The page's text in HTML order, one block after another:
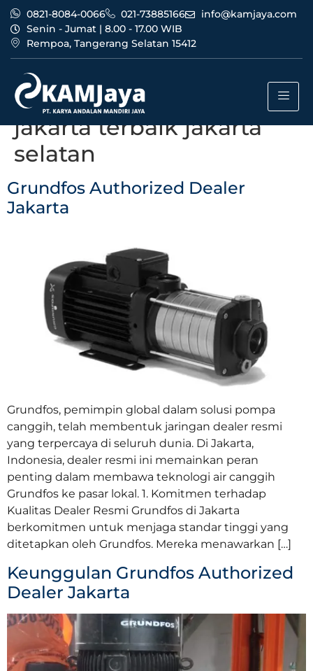
0821-8084-0066 021-73885166
info@kamjaya.com
Senin - Jumat | 8.00 - 17.00 WIB
Rempoa, Tangerang Selatan 15412
Tag:
authorized dealer
jakarta terbaik jakarta
selatan
Grundfos Authorized Dealer
Jakarta
Grundfos, pemimpin global dalam solusi pompa
canggih, telah membentuk jaringan dealer resmi
yang terpercaya di seluruh dunia. Di Jakarta,
Indonesia, dealer resmi ini memainkan peran
penting dalam membawa teknologi air canggih
Grundfos ke pasar lokal. 1. Komitmen terhadap
Kualitas Dealer Resmi Grundfos di Jakarta
berkomitmen untuk menjaga standar tinggi yang
ditetapkan oleh Grundfos. Mereka menawarkan […]
Keunggulan Grundfos Authorized
Dealer Jakarta